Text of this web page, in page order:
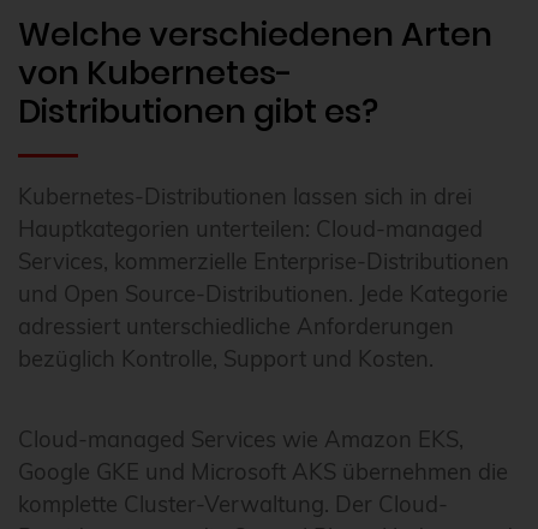
Welche verschiedenen Arten
von Kubernetes-
Distributionen gibt es?
Kubernetes-Distributionen lassen sich in drei
Hauptkategorien unterteilen: Cloud-managed
Services, kommerzielle Enterprise-Distributionen
und Open Source-Distributionen. Jede Kategorie
adressiert unterschiedliche Anforderungen
bezüglich Kontrolle, Support und Kosten.
Cloud-managed Services wie Amazon EKS,
Google GKE und Microsoft AKS übernehmen die
komplette Cluster-Verwaltung. Der Cloud-